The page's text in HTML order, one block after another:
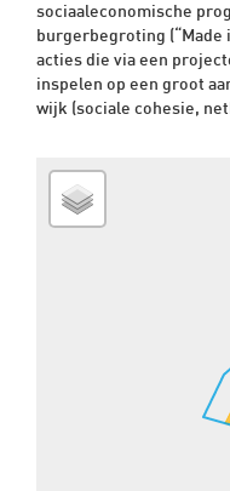
sociaaleconomische
burgerbegroting (“Made
acties die via een
inspelen op een groot
wijk (sociale cohesie,